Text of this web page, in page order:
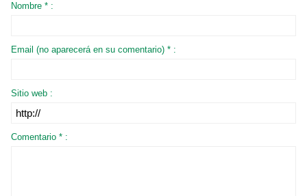
Nombre * :
Email (no aparecerá en su comentario) * :
Sitio web :
Comentario * :